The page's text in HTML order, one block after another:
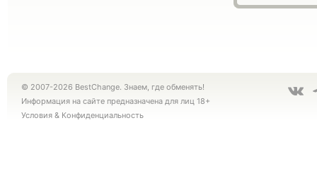
© 2007-2026 BestChange. Знаем, где обменять!
Информация на сайте предназначена для лиц 18+
Условия & Конфиденциальность